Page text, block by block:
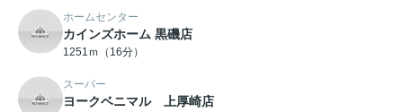
ホームセンター
カインズホーム 黒磯店
1251ｍ（16分）
スーパー
ヨークベニマル 上厚崎店